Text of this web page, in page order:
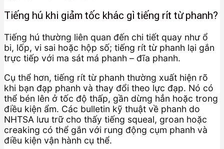
Tiếng hú khi giảm tốc khác gì tiếng rít từ phanh?
Tiếng hú thường liên quan đến chi tiết quay như ổ
bi, lốp, vi sai hoặc hộp số; tiếng rít từ phanh lại gắn
trực tiếp với ma sát má phanh – đĩa phanh.
Cụ thể hơn, tiếng rít từ phanh thường xuất hiện rõ
khi bạn đạp phanh và thay đổi theo lực đạp. Nó có
thể bén lên ở tốc độ thấp, gần dừng hẳn hoặc trong
điều kiện ẩm. Các bulletin kỹ thuật về phanh do
NHTSA lưu trữ cho thấy tiếng squeal, groan hoặc
creaking có thể gắn với rung động cụm phanh và
điều kiện vận hành cụ thể.